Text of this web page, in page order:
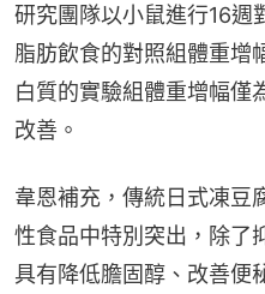
研究團隊以小鼠進行16週
脂肪飲食的對照組體重增
白質的實驗組體重增幅僅
改善。
韋恩補充，傳統日式凍豆
性食品中特別突出，除了
具有降低膽固醇、改善便